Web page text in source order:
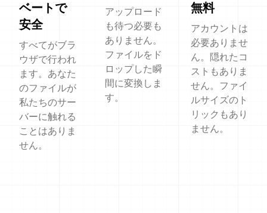
ベートで
安全
すべてがブラ
ウザで行われ
ます。あなた
のファイルが
私たちのサー
バーに触れる
ことはありま
せん。
アップロード
も待つ必要も
ありません。
ファイルをド
ロップした瞬
間に変換しま
す。
無料
アカウントは
必要ありませ
ん。隠れたコ
ストもありま
せん。ファイ
ルサイズのト
リックもあり
ません。